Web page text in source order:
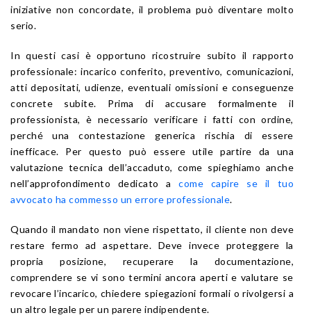
iniziative non concordate, il problema può diventare molto
serio.
In questi casi è opportuno ricostruire subito il rapporto
professionale: incarico conferito, preventivo, comunicazioni,
atti depositati, udienze, eventuali omissioni e conseguenze
concrete subite. Prima di accusare formalmente il
professionista, è necessario verificare i fatti con ordine,
perché una contestazione generica rischia di essere
inefficace. Per questo può essere utile partire da una
valutazione tecnica dell’accaduto, come spieghiamo anche
nell’approfondimento dedicato acome capire se il tuo
avvocato ha commesso un errore professionale.
Quando il mandato non viene rispettato, il cliente non deve
restare fermo ad aspettare. Deve invece proteggere la
propria posizione, recuperare la documentazione,
comprendere se vi sono termini ancora aperti e valutare se
revocare l’incarico, chiedere spiegazioni formali o rivolgersi a
un altro legale per un parere indipendente.